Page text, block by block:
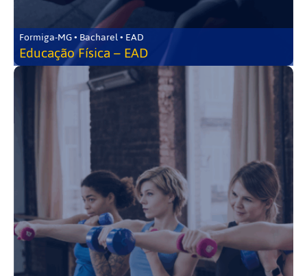
Formiga-MG • Bacharel • EAD
Educação Física – EAD